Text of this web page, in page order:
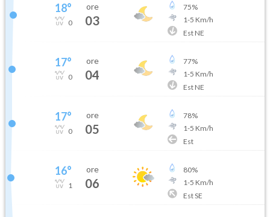
18°
0
ore
03
75%
1-5 Km/h
Est NE
17°
0
ore
04
77%
1-5 Km/h
Est NE
17°
0
ore
05
78%
1-5 Km/h
Est
16°
1
ore
06
80%
1-5 Km/h
Est SE